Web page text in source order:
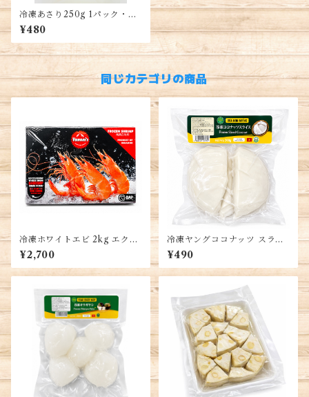
冷凍あさり250g 1パック・Fr
ozen Yellow Clameat・Thịt
Nghêu Lụa 1 túi
¥480
同じカテゴリの商品
冷凍ホワイトエビ 2kg エクア
ドル産 バナメイエビ 殻付き
White Shrimp
¥2,700
冷凍ヤングココナッツ スライ
ス 500g ベトナム産 若いココ
ナッツ果肉 Young Coconut
¥490